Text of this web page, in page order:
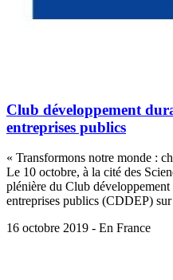
Club développement
entreprises publics
« Transformons notre monde :
Le 10 octobre, à la cité des
plénière du Club développement
entreprises publics (CDDEP)
16 octobre 2019 - En France